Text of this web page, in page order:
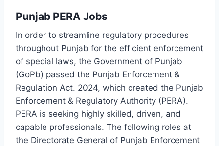
Punjab PERA Jobs
In order to streamline regulatory procedures
throughout Punjab for the efficient enforcement
of special laws, the Government of Punjab
(GoPb) passed the Punjab Enforcement &
Regulation Act. 2024, which created the Punjab
Enforcement & Regulatory Authority (PERA).
PERA is seeking highly skilled, driven, and
capable professionals. The following roles at
the Directorate General of Punjab Enforcement